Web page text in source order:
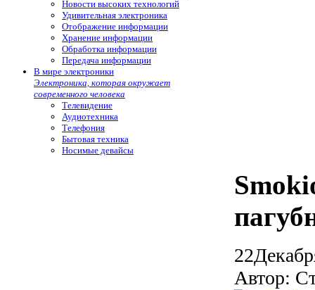
Новости высоких технологий
Удивительная электроника
Отображение информации
Хранение информации
Обработка информации
Передача информации
В мире электроники
Электроника, которая окружает
современного человека
Телевидение
Аудиотехника
Телефония
Бытовая техника
Носимые девайсы
22
Автор: